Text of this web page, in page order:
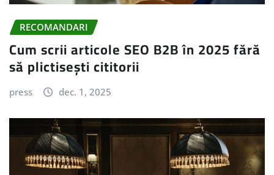
RECOMANDARI
Cum scrii articole SEO B2B în 2025 fără
să plictisești cititorii
press dec. 1, 2025